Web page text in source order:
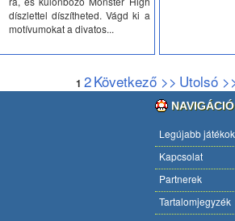
díszlettel díszítheted. Vágd ki a
motívumokat a divatos...
1 2Következő >> Utolsó
Legújabb játékok
Kapcsolat
Partnerek
Tartalomjegyzék